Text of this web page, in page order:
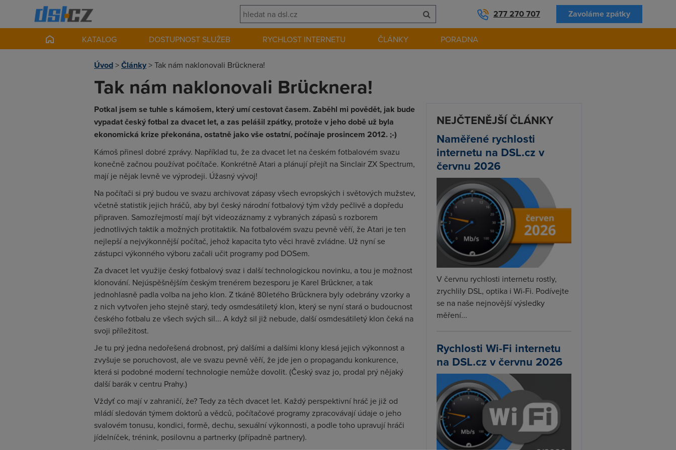
277 270 707 Zavoláme zpátky
KATALOG DOSTUPNOST SLUŽEB RYCHLOST INTERNETU ČLÁNKY PORADNA
Úvod>Články>Tak nám naklonovali Brücknera!
Tak nám naklonovali Brücknera!
Potkal jsem se tuhle s kámošem, který umí cestovat časem. Zaběhl mi povědět, jak bude
vypadat český fotbal za dvacet let, a zas pelášil zpátky, protože v jeho době už byla
ekonomická krize překonána, ostatně jako vše ostatní, počínaje prosincem 2012. ;-)
Kámoš přinesl dobré zprávy. Například tu, že za dvacet let na českém fotbalovém svazu
konečně začnou používat počítače. Konkrétně Atari a plánují přejít na Sinclair ZX Spectrum,
mají je nějak levně ve výprodeji. Úžasný vývoj!
Na počítači si prý budou ve svazu archivovat zápasy všech evropských i světových mužstev,
včetně statistik jejich hráčů, aby byl český národní fotbalový tým vždy pečlivě a dopředu
připraven. Samozřejmostí mají být videozáznamy z vybraných zápasů s rozborem
jednotlivých taktik a možných protitaktik. Na fotbalovém svazu pevně věří, že Atari je ten
nejlepší a nejvýkonnější počítač, jehož kapacita tyto věci hravě zvládne. Už nyní se
zástupci výkonného výboru začali učit programy pod DOSem.
Za dvacet let využije český fotbalový svaz i další technologickou novinku, a tou je možnost
klonování. Nejúspěšnějším českým trenérem bezesporu je Karel Brückner, a tak
jednohlasně padla volba na jeho klon. Z tkáně 80letého Brücknera byly odebrány vzorky a
z nich vytvořen jeho stejně starý, tedy osmdesátiletý klon, který se nyní stará o budoucnost
českého fotbalu ze všech svých sil... A když sil již nebude, další osmdesátiletý klon čeká na
svoji příležitost.
Je tu prý jedna nedořešená drobnost, prý dalšími a dalšími klony klesá jejich výkonnost a
zvyšuje se poruchovost, ale ve svazu pevně věří, že jde jen o propagandu konkurence,
která si podobné moderní technologie nemůže dovolit. (Český svaz jo, prodal prý nějaký
další barák v centru Prahy.)
Vždyť co mají v zahraničí, že? Tedy za těch dvacet let. Každý perspektivní hráč je již od
mládí sledován týmem doktorů a vědců, počítačové programy zpracovávají údaje o jeho
svalovém tonusu, kondici, formě, dechu, sexuální výkonnosti, a podle toho upravují hráči
jídelníček, trénink, posilovnu a partnerky (případně partnery).
NEJČTENĚJŠÍ ČLÁNKY
Naměřené rychlosti
internetu na DSL.cz v
červnu 2026
V červnu rychlosti internetu rostly,
zrychlily DSL, optika i Wi-Fi. Podívejte
se na naše nejnovější výsledky
měření...
Rychlosti Wi-Fi internetu
na DSL.cz v červnu 2026